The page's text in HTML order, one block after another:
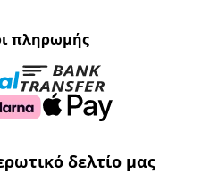
πληρωμής
δελτίο μας